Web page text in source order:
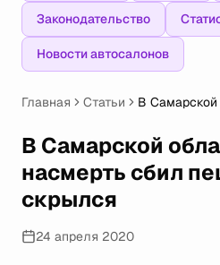
Законодательство
Новости автосалонов
Главная Статьи
В Самарской
В Самарской
насмерть сбил
скрылся
24 апреля 2020